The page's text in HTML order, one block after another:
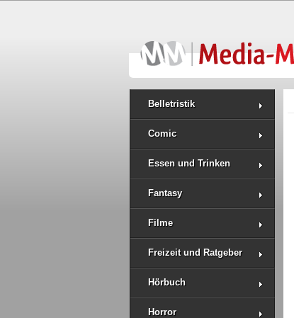
Belletristik
Comic
Essen und Trinken
Fantasy
Filme
Freizeit und Ratgeber
Hörbuch
Horror